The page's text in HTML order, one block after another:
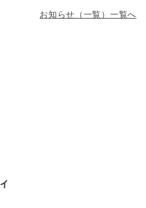
お知らせ（一覧）一覧へ